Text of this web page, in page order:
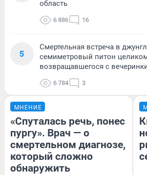
область
6 886 16
5
Смертельная встреча в
семиметровый питон
возвращавшегося с
6 784 3
МНЕНИЕ
«Спуталась речь, понес
пургу». Врач — о
смертельном диагнозе,
который сложно
обнаружить